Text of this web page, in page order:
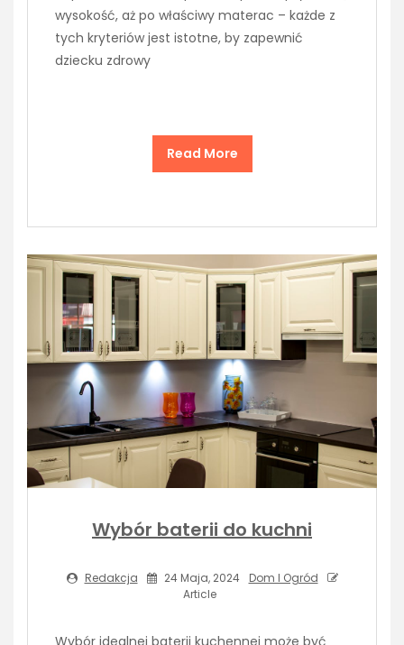
wysokość, aż po właściwy materac – każde z
tych kryteriów jest istotne, by zapewnić
dziecku zdrowy
Read More
Wybór baterii do kuchni
Redakcja 24 Maja, 2024
Dom I Ogród
Article
Wybór idealnej baterii kuchennej może być